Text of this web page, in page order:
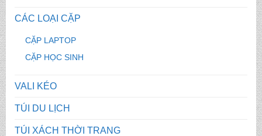
CÁC LOẠI CẶP
CẶP LAPTOP
CẶP HỌC SINH
VALI KÉO
TÚI DU LỊCH
TÚI XÁCH THỜI TRANG